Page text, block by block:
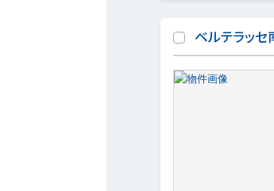
ベルテラッ